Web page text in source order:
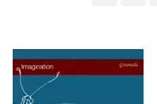
佩捷等編著(1)
大牌出版(4)
現在可購買商品(138)